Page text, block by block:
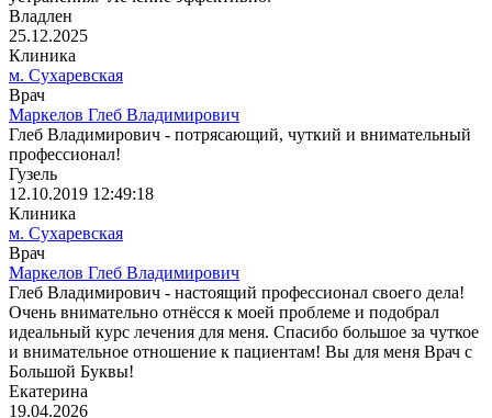
Владлен
25.12.2025
Клиника
м. Сухаревская
Врач
Маркелов Глеб Владимирович
Глеб Владимирович - потрясающий, чуткий и внимательный
профессионал!
Гузель
12.10.2019 12:49:18
Клиника
м. Сухаревская
Врач
Маркелов Глеб Владимирович
Глеб Владимирович - настоящий профессионал своего дела!
Очень внимательно отнёсся к моей проблеме и подобрал
идеальный курс лечения для меня. Спасибо большое за чуткое
и внимательное отношение к пациентам! Вы для меня Врач с
Большой Буквы!
Екатерина
19.04.2026